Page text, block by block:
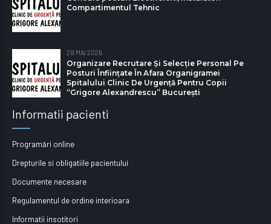
Compartimentul Tehnic
28 MAI 2026
Organizare Recrutare Și Selecție Personal Pe
Posturi Înființate În Afara Organigramei
Spitalului Clinic De Urgență Pentru Copii
“Grigore Alexandrescu” Bucureşti
Informatii pacienti
Programări online
Drepturile si obligatiile pacientului
Documente necesare
Regulamentul de ordine interioara
Informatii insotitori